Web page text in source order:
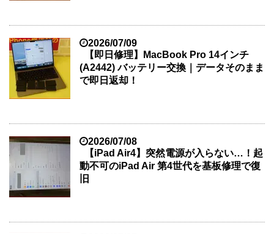
2026/07/09
【即日修理】MacBook Pro 14インチ
(A2442) バッテリー交換｜データそのまま
で即日返却！
2026/07/08
【iPad Air4】突然電源が入らない…！起
動不可のiPad Air 第4世代を基板修理で復
旧